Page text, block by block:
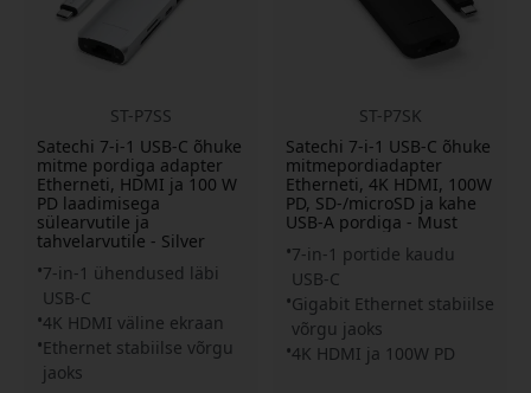
ST-P7SS
Satechi 7-i-1 USB-C õhuke
mitme pordiga adapter
Etherneti, HDMI ja 100 W
PD laadimisega
sülearvutile ja
tahvelarvutile - Silver
7-in-1 ühendused läbi
USB-C
4K HDMI väline ekraan
Ethernet stabiilse võrgu
jaoks
ST-P7SK
Satechi 7-i-1 USB-C õhuke
mitmepordiadapter
Etherneti, 4K HDMI, 100W
PD, SD-/microSD ja kahe
USB-A pordiga - Must
7-in-1 portide kaudu
USB-C
Gigabit Ethernet stabiilse
võrgu jaoks
4K HDMI ja 100W PD